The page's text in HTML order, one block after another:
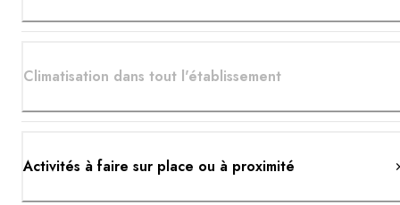
Climatisation dans tout l'établissement
Activités à faire sur place ou à proximité